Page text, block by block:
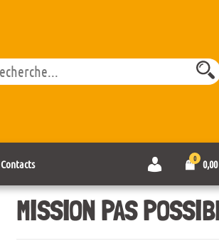
Contacts
n
c
o
m
0
MISSION PAS